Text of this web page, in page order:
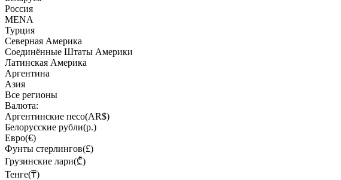
Россия
MENA
Турция
Северная Америка
Соединённые Штаты Америки
Латинская Америка
Аргентина
Азия
Все регионы
Валюта:
Аргентинские песо(AR$)
Белорусские рубли(р.)
Евро(€)
Фунты стерлингов(£)
Грузинские лари(₾)
Тенге(₸)